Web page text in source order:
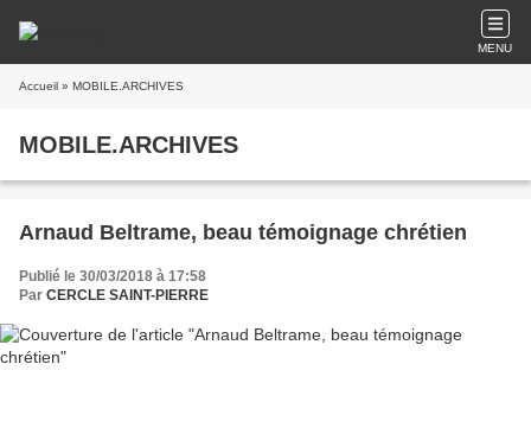
MENU
Accueil » MOBILE.ARCHIVES
MOBILE.ARCHIVES
Arnaud Beltrame, beau témoignage chrétien
Publié le 30/03/2018 à 17:58
Par CERCLE SAINT-PIERRE